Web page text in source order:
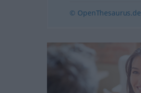
© OpenThesaurus.de